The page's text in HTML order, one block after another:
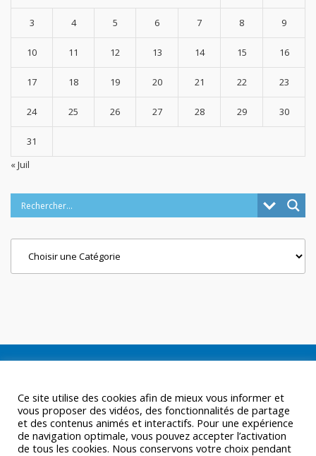
3 4 5 6 7 8 9
10 11 12 13 14 15 16
17 18 19 20 21 22 23
24 25 26 27 28 29 30
31
« Juil
Ce site utilise des cookies afin de mieux vous informer et
vous proposer des vidéos, des fonctionnalités de partage
et des contenus animés et interactifs. Pour une expérience
de navigation optimale, vous pouvez accepter l’activation
de tous les cookies. Nous conservons votre choix pendant